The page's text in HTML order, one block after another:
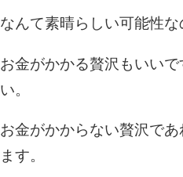
なんて素晴らしい可能性な
お金がかかる贅沢もいい
い。
お金がかからない贅沢で
ます。